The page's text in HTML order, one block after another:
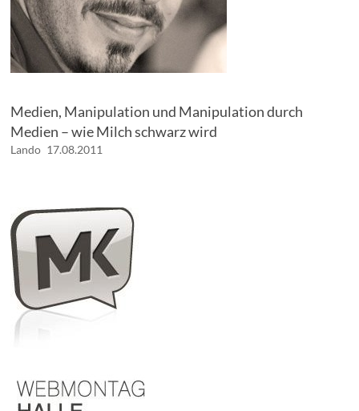
Medien, Manipulation und Manipulation durch
Medien – wie Milch schwarz wird
Lando 17.08.2011